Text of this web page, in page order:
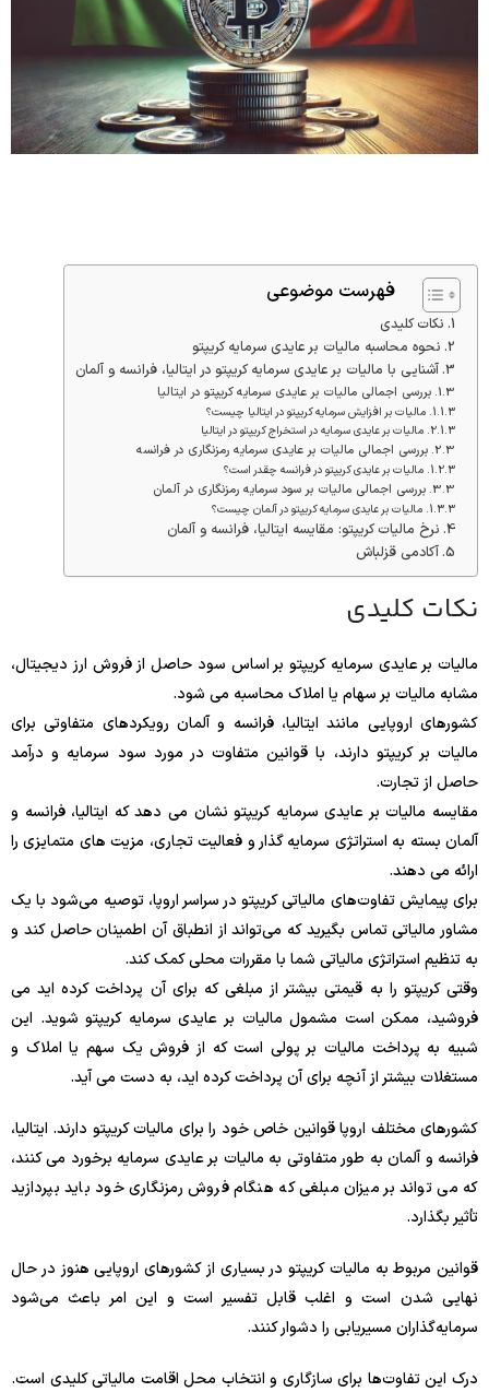
فهرست موضوعی
نکات کلیدی
نحوه محاسبه مالیات بر عایدی سرمایه کریپتو
آشنایی با مالیات بر عایدی سرمایه کریپتو در ایتالیا، فرانسه و آلمان
بررسی اجمالی مالیات بر عایدی سرمایه کریپتو در ایتالیا
مالیات بر افزایش سرمایه کریپتو در ایتالیا چیست؟
مالیات بر عایدی سرمایه در استخراج کریپتو در ایتالیا
بررسی اجمالی مالیات بر عایدی سرمایه رمزنگاری در فرانسه
مالیات بر عایدی کریپتو در فرانسه چقدر است؟
بررسی اجمالی مالیات بر سود سرمایه رمزنگاری در آلمان
مالیات بر عایدی سرمایه کریپتو در آلمان چیست؟
نرخ مالیات کریپتو: مقایسه ایتالیا، فرانسه و آلمان
آکادمی قزلباش
نکات کلیدی
مالیات بر عایدی سرمایه کریپتو بر اساس سود حاصل از فروش ارز دیجیتال،
مشابه مالیات بر سهام یا املاک محاسبه می شود.
کشورهای اروپایی مانند ایتالیا، فرانسه و آلمان رویکردهای متفاوتی برای
مالیات بر کریپتو دارند، با قوانین متفاوت در مورد سود سرمایه و درآمد
حاصل از تجارت.
مقایسه مالیات بر عایدی سرمایه کریپتو نشان می دهد که ایتالیا، فرانسه و
آلمان بسته به استراتژی سرمایه گذار و فعالیت تجاری، مزیت های متمایزی را
ارائه می دهند.
برای پیمایش تفاوت‌های مالیاتی کریپتو در سراسر اروپا، توصیه می‌شود با یک
مشاور مالیاتی تماس بگیرید که می‌تواند از انطباق آن اطمینان حاصل کند و
به تنظیم استراتژی مالیاتی شما با مقررات محلی کمک کند.
وقتی کریپتو را به قیمتی بیشتر از مبلغی که برای آن پرداخت کرده اید می
فروشید، ممکن است مشمول مالیات بر عایدی سرمایه کریپتو شوید. این
شبیه به پرداخت مالیات بر پولی است که از فروش یک سهم یا املاک و
مستغلات بیشتر از آنچه برای آن پرداخت کرده اید، به دست می آید.
کشورهای مختلف اروپا قوانین خاص خود را برای مالیات کریپتو دارند. ایتالیا،
فرانسه و آلمان به طور متفاوتی به مالیات بر عایدی سرمایه برخورد می کنند،
که می تواند بر میزان مبلغی که هنگام فروش رمزنگاری خود باید بپردازید
تأثیر بگذارد.
قوانین مربوط به مالیات کریپتو در بسیاری از کشورهای اروپایی هنوز در حال
نهایی شدن است و اغلب قابل تفسیر است و این امر باعث می‌شود
سرمایه‌گذاران مسیریابی را دشوار کنند.
درک این تفاوت‌ها برای سازگاری و انتخاب محل اقامت مالیاتی کلیدی است.